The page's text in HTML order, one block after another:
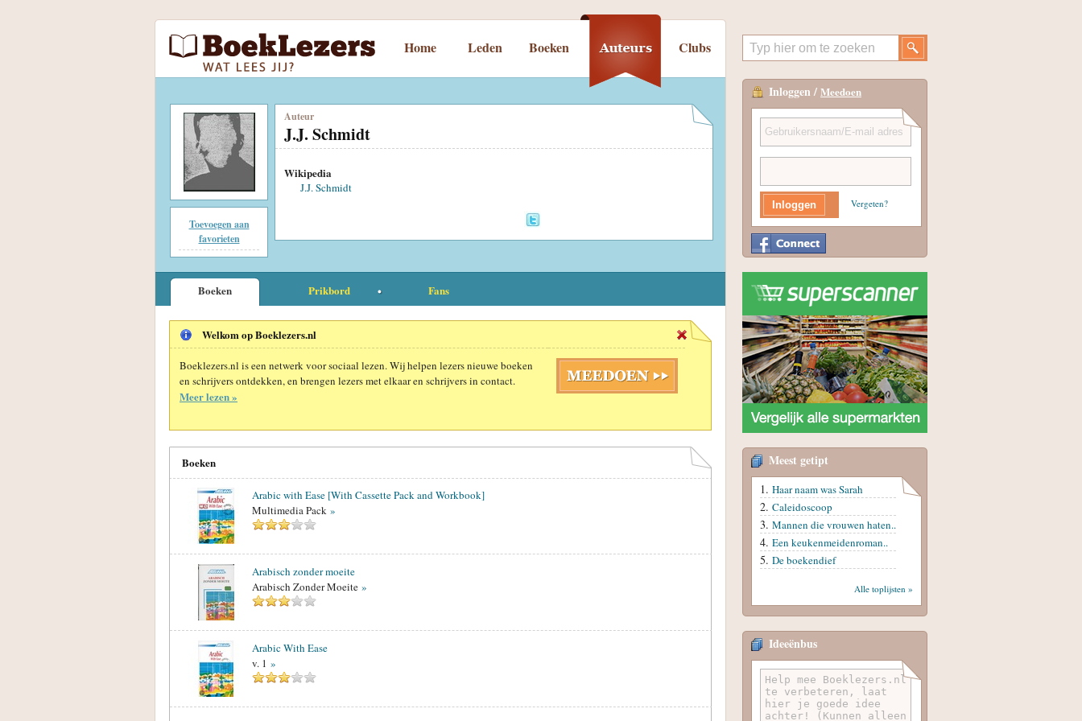
Home Leden Boeken Clubs
Toevoegen aan
favorieten
Auteur
J.J. Schmidt
Wikipedia
J.J. Schmidt
Boeken Prikbord Fans
Welkom op Boeklezers.nl
Boeklezers.nl is een netwerk voor sociaal lezen. Wij helpen lezers nieuwe boeken
en schrijvers ontdekken, en brengen lezers met elkaar en schrijvers in contact.
Meer lezen »
Boeken
Arabic with Ease [With Cassette Pack and Workbook]
Multimedia Pack »
Arabisch zonder moeite
Arabisch Zonder Moeite »
Arabic With Ease
v. 1 »
Inloggen / Meedoen
Vergeten?
Meest getipt
Haar naam was Sarah
Caleidoscoop
Mannen die vrouwen haten..
Een keukenmeidenroman..
De boekendief
Alle toplijsten »
Ideeënbus